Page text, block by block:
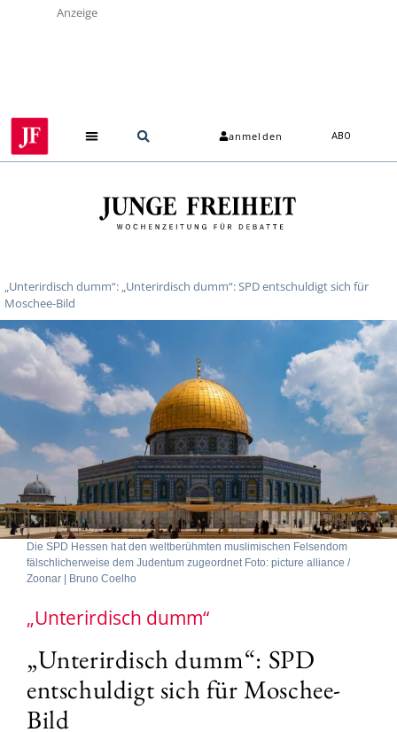
Anzeige
anmelden ABO
„Unterirdisch dumm“: „Unterirdisch dumm“: SPD entschuldigt sich für
Moschee-Bild
Die SPD Hessen hat den weltberühmten muslimischen Felsendom
fälschlicherweise dem Judentum zugeordnet Foto: picture alliance /
Zoonar | Bruno Coelho
„Unterirdisch dumm“
„Unterirdisch dumm“: SPD
entschuldigt sich für Moschee-
Bild